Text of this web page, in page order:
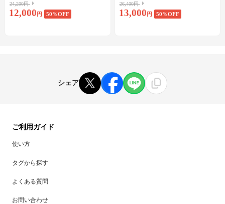
24,200円
12,000 円 50%OFF
26,400円
13,000 円 50%OFF
シェア
ご利用ガイド
使い方
タグから探す
よくある質問
お問い合わせ